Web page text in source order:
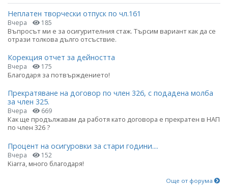
Неплатен творчески отпуск по чл.161
Вчера 185
Въпросът ми е за осигурителния стаж. Търсим вариант как да се
отрази толкова дълго отсъствие.
Корекция отчет за дейността
Вчера 175
Благодаря за потвърждението!
Прекратяване на договор по член 326, с подадена молба
за член 325.
Вчера 669
Как ще продължавам да работя като договора е прекратен в НАП
по член 326 ?
Процент на осигуровки за стари години....
Вчера 152
Kiarra, много благодаря!
Още от форума